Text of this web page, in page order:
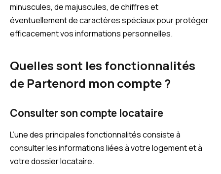
minuscules, de majuscules, de chiffres et
éventuellement de caractères spéciaux pour protéger
efficacement vos informations personnelles.
Quelles sont les fonctionnalités
de Partenord mon compte ?
Consulter son compte locataire
L’une des principales fonctionnalités consiste à
consulter les informations liées à votre logement et à
votre dossier locataire.